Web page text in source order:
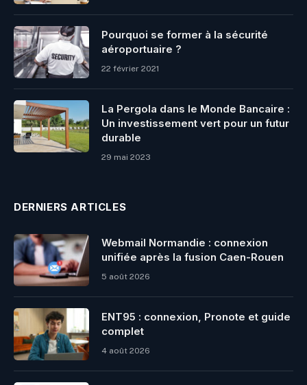
Pourquoi se former à la sécurité
aéroportuaire ?
22 février 2021
La Pergola dans le Monde Bancaire :
Un investissement vert pour un futur
durable
29 mai 2023
DERNIERS ARTICLES
Webmail Normandie : connexion
unifiée après la fusion Caen-Rouen
5 août 2026
ENT95 : connexion, Pronote et guide
complet
4 août 2026